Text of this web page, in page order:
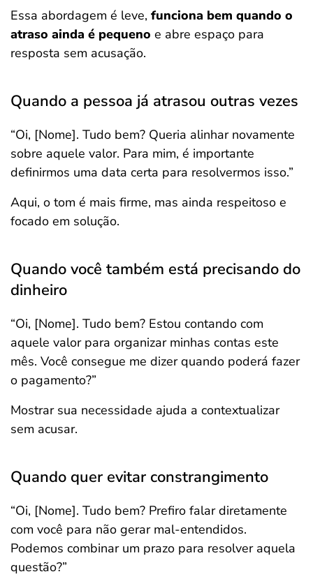
Essa abordagem é leve, funciona bem quando o
atraso ainda é pequeno e abre espaço para
resposta sem acusação.
Quando a pessoa já atrasou outras vezes
“Oi, [Nome]. Tudo bem? Queria alinhar novamente
sobre aquele valor. Para mim, é importante
definirmos uma data certa para resolvermos isso.”
Aqui, o tom é mais firme, mas ainda respeitoso e
focado em solução.
Quando você também está precisando do
dinheiro
“Oi, [Nome]. Tudo bem? Estou contando com
aquele valor para organizar minhas contas este
mês. Você consegue me dizer quando poderá fazer
o pagamento?”
Mostrar sua necessidade ajuda a contextualizar
sem acusar.
Quando quer evitar constrangimento
“Oi, [Nome]. Tudo bem? Prefiro falar diretamente
com você para não gerar mal-entendidos.
Podemos combinar um prazo para resolver aquela
questão?”